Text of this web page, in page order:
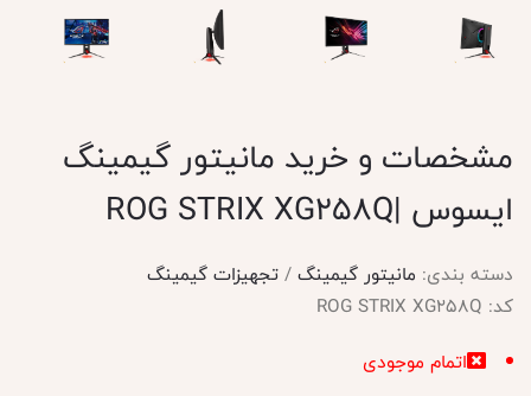
مشخصات و خرید مانیتور گیمینگ
ایسوس |ROG STRIX XG258Q
دسته بندی: مانیتور گیمینگ/تجهیزات گیمینگ
کد: ROG STRIX XG258Q
اتمام موجودی